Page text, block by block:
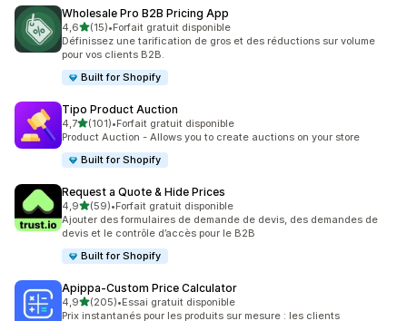
Wholesale Pro B2B Pricing App
4,6étoile(s) sur 5
(15)
15 avis au total
•Forfait gratuit disponible
Définissez une tarification de gros et des réductions sur volume
pour vos clients B2B.
Built for Shopify
Tipo Product Auction
4,7étoile(s) sur 5
(101)
101 avis au total
•Forfait gratuit disponible
Product Auction - Allows you to create auctions on your store
Built for Shopify
Request a Quote & Hide Prices
4,9étoile(s) sur 5
(59)
59 avis au total
•Forfait gratuit disponible
Ajouter des formulaires de demande de devis, des demandes de
devis et le contrôle d’accès pour le B2B
Built for Shopify
Apippa‑Custom Price Calculator
4,9étoile(s) sur 5
(205)
205 avis au total
•Essai gratuit disponible
Prix instantanés pour les produits sur mesure : les clients